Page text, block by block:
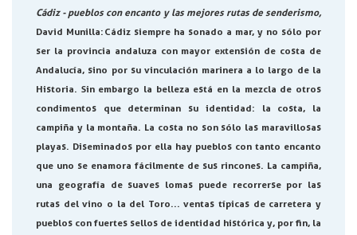
Cádiz - pueblos con encanto y las mejores rutas de senderismo,
David Munilla: Cádiz siempre ha sonado a mar, y no sólo por
ser la provincia andaluza con mayor extensión de costa de
Andalucía, sino por su vinculación marinera a lo largo de la
Historia. Sin embargo la belleza está en la mezcla de otros
condimentos que determinan su identidad: la costa, la
campiña y la montaña. La costa no son sólo las maravillosas
playas. Diseminados por ella hay pueblos con tanto encanto
que uno se enamora fácilmente de sus rincones. La campiña,
una geografía de suaves lomas puede recorrerse por las
rutas del vino o la del Toro... ventas típicas de carretera y
pueblos con fuertes sellos de identidad histórica y, por fin, la